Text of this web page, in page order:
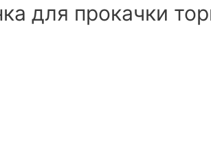
для прокачки